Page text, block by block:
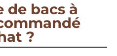
de bacs à
?